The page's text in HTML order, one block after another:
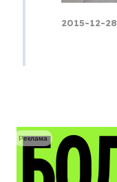
2015-12-28
Реклама